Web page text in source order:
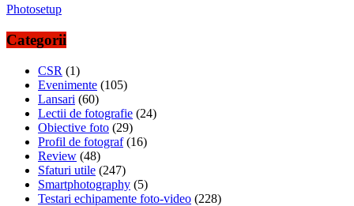
Photosetup
Categorii
CSR (1)
Evenimente (105)
Lansari (60)
Lectii de fotografie (24)
Obiective foto (29)
Profil de fotograf(16)
Review (48)
Sfaturi utile (247)
Smartphotography (5)
Testari echipamente foto-video (228)